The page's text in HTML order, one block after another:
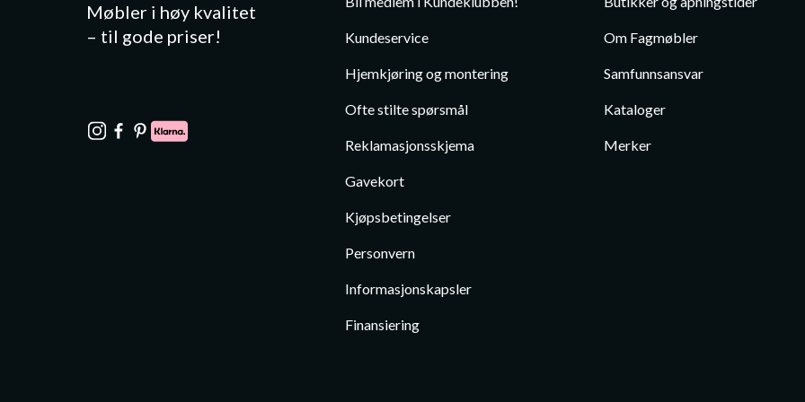
Møbler i høy kvalitet
– til gode priser!
Kundeservice
Hjemkjøring og montering
Ofte stilte spørsmål
Reklamasjonsskjema
Gavekort
Kjøpsbetingelser
Personvern
Informasjonskapsler
Finansiering
Om Fagmøbler
Samfunnsansvar
Kataloger
Merker